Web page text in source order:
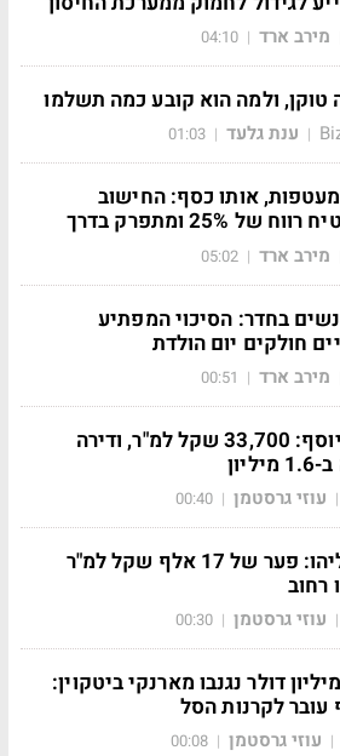
מירב ארד |
04:10
טוקן, ולמה הוא קובע כמה תשלמו
| ענת גלעד |
01:03
אותו כסף: החישוב
של 25% ומתפרק בדרך
מירב ארד |
05:02
אנשים בחדר: הסיכוי המפתיע
חולקים יום הולדת
מירב ארד |
00:51
רמת יוסף: 33,700 שקל למ"ר, ודירה
| עוזי גרסטמן |
00:40
יד אליהו: פער של 17 אלף שקל למ"ר
רחוב
| עוזי גרסטמן |
00:30
116 מיליון דולר נגנבו מארנקי ביטקוין:
לקרנות הסל
| עוזי גרסטמן |
00:08